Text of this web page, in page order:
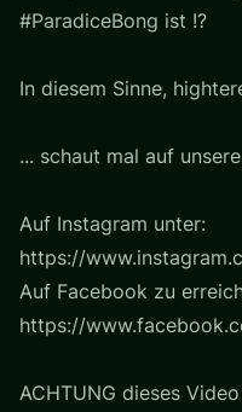
#ParadiceBong ist !?
In diesem Sinne,
... schaut mal auf
Auf Instagram unter:
https://
Auf Facebook zu
https://
ACHTUNG dieses